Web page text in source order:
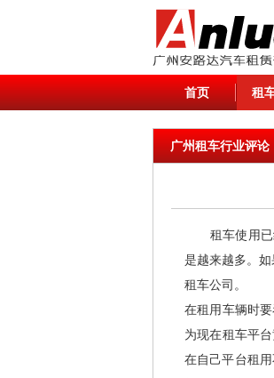
首页 租
广州租车行业评论
租车使用已经
是越来越多。
租车公司。
在租用车辆时
为现在租车平
在自己平台租